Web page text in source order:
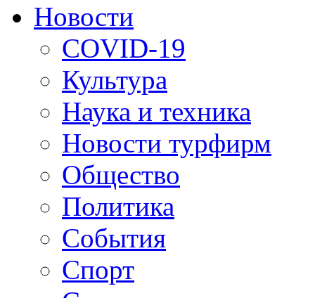
Новости
COVID-19
Культура
Наука и техника
Новости турфирм
Общество
Политика
События
Спорт